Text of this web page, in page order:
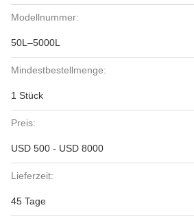
Modellnummer:
50L–5000L
Mindestbestellmenge:
1 Stück
Preis:
USD 500 - USD 8000
Lieferzeit:
45 Tage